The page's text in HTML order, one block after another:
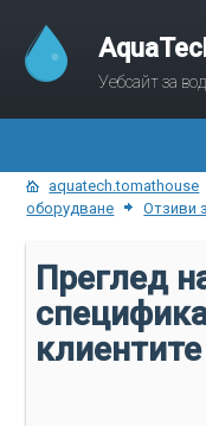
Уебсайт за
aquatech.tomathouse
оборудване
Отзиви
Преглед
клиентите